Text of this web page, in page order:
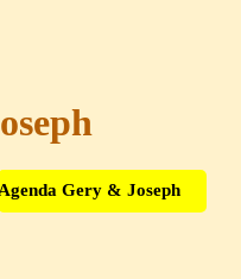
Agenda Gery & Joseph